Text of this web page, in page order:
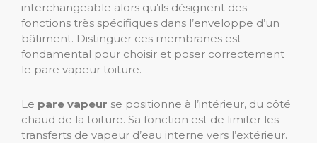
interchangeable alors qu’ils désignent des
fonctions très spécifiques dans l’enveloppe d’un
bâtiment. Distinguer ces membranes est
fondamental pour choisir et poser correctement
le pare vapeur toiture.
Le pare vapeur se positionne à l’intérieur, du côté
chaud de la toiture. Sa fonction est de limiter les
transferts de vapeur d’eau interne vers l’extérieur.